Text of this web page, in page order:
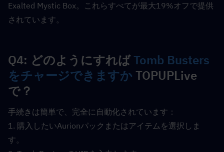
Exalted Mystic Box。これらすべてが最大19%オフで提供
されています。
Q4: どのようにすれば Tomb Busters
をチャージできますか TOPUPLive
で？
手続きは簡単で、完全に自動化されています：
1. 購入したいAurionパックまたはアイテムを選択しま
す。